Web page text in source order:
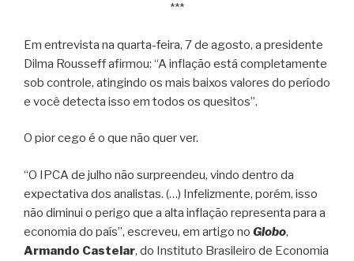
***
Em entrevista na quarta-feira, 7 de agosto, a presidente
Dilma Rousseff afirmou: “A inflação está completamente
sob controle, atingindo os mais baixos valores do período
e você detecta isso em todos os quesitos”.
O pior cego é o que não quer ver.
“O IPCA de julho não surpreendeu, vindo dentro da
expectativa dos analistas. (…) Infelizmente, porém, isso
não diminui o perigo que a alta inflação representa para a
economia do país”, escreveu, em artigo no Globo,
Armando Castelar, do Instituto Brasileiro de Economia